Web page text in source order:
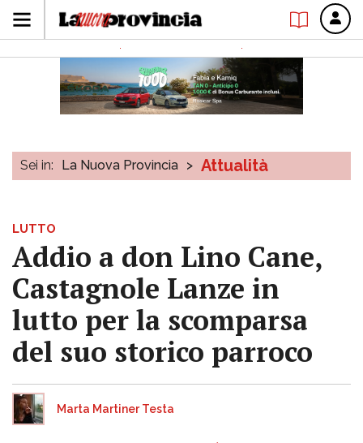
Sei in: La Nuova Provincia > Attualità
LUTTO
Addio a don Lino Cane,
Castagnole Lanze in
lutto per la scomparsa
del suo storico parroco
Marta Martiner Testa